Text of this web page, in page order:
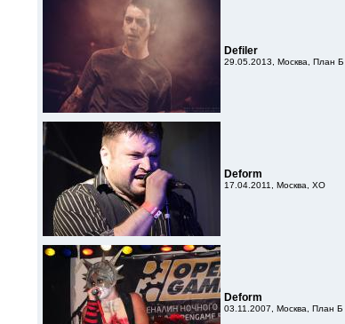
Defiler
29.05.2013, Москва, План Б
Deform
17.04.2011, Москва, XO
Deform
03.11.2007, Москва, План Б